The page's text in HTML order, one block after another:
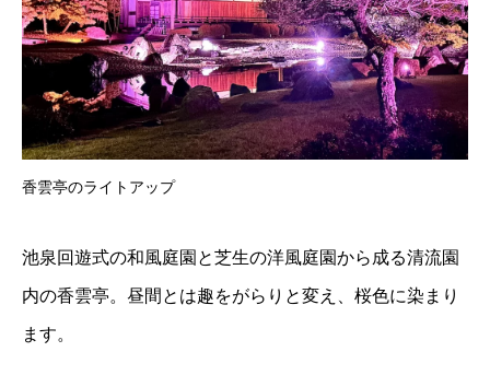
香雲亭のライトアップ
池泉回遊式の和風庭園と芝生の洋風庭園から成る清流園
内の香雲亭。昼間とは趣をがらりと変え、桜色に染まり
ます。